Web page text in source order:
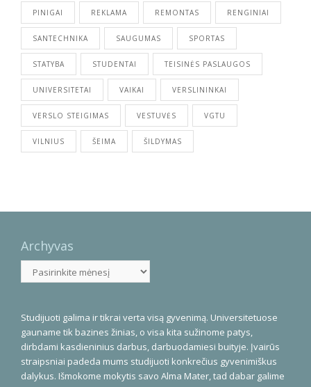
PINIGAI REKLAMA REMONTAS RENGINIAI
SANTECHNIKA SAUGUMAS SPORTAS
STATYBA STUDENTAI TEISINĖS PASLAUGOS
UNIVERSITETAI VAIKAI VERSLININKAI
VERSLO STEIGIMAS VESTUVĖS VGTU
VILNIUS ŠEIMA ŠILDYMAS
Archyvas
Archyvas
Studijuoti galima ir tikrai verta visą gyvenimą. Universitetuose
gauname tik bazines žinias, o visa kita sužinome patys,
dirbdami kasdieninius darbus, darbuodamiesi buityje. Įvairūs
straipsniai padeda mums studijuoti konkrečius gyvenimiškus
dalykus. Išmokome mokytis savo Alma Mater, tad dabar galime